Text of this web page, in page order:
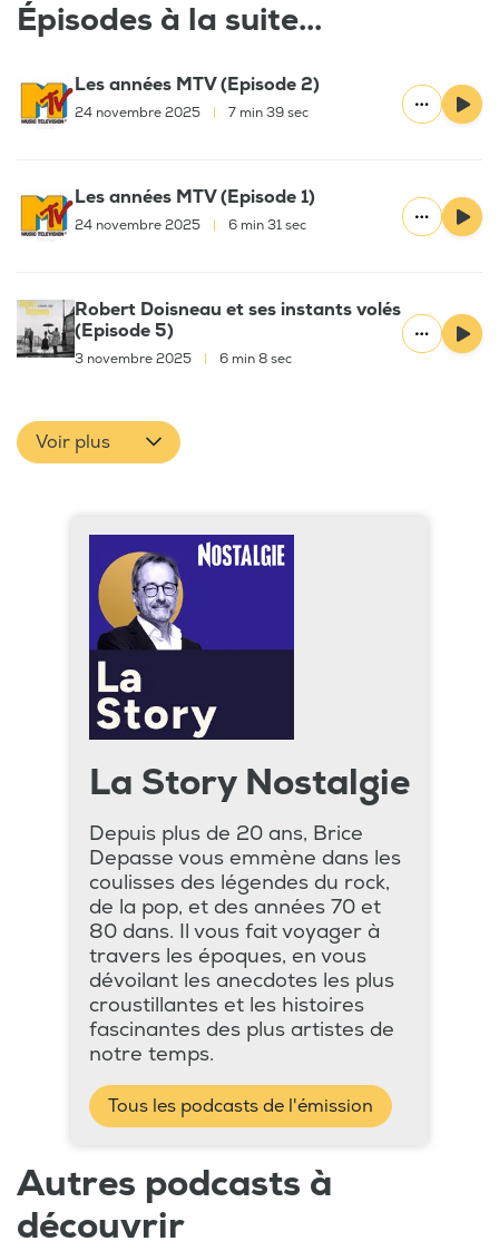
Épisodes à la suite...
Les années MTV (Episode 2)
24 novembre 2025 7 min 39 sec
Les années MTV (Episode 1)
24 novembre 2025 6 min 31 sec
Robert Doisneau et ses instants volés
(Episode 5)
3 novembre 2025 6 min 8 sec
Voir plus
La Story Nostalgie
Depuis plus de 20 ans, Brice
Depasse vous emmène dans les
coulisses des légendes du rock,
de la pop, et des années 70 et
80 dans. Il vous fait voyager à
travers les époques, en vous
dévoilant les anecdotes les plus
croustillantes et les histoires
fascinantes des plus artistes de
notre temps.
Tous les podcasts de l'émission
Autres podcasts à
découvrir